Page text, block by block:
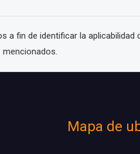
a fin de identificar la aplicabilidad
Mapa de